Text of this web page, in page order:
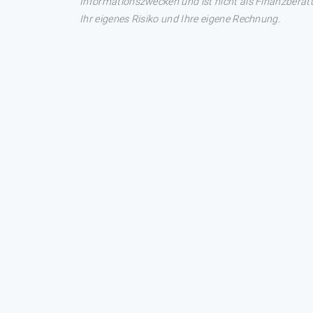
Ihr eigenes Risiko und Ihre eigene Rechnung.